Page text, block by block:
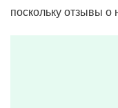
поскольку отзывы